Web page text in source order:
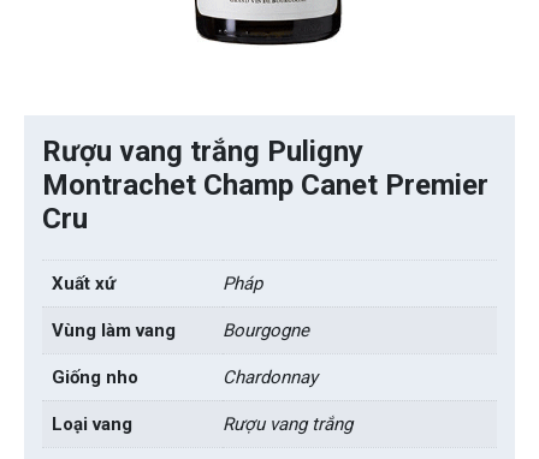
Rượu vang trắng Puligny
Montrachet Champ Canet Premier
Cru
Xuất xứ Pháp
Vùng làm vang Bourgogne
Giống nho Chardonnay
Loại vang Rượu vang trắng